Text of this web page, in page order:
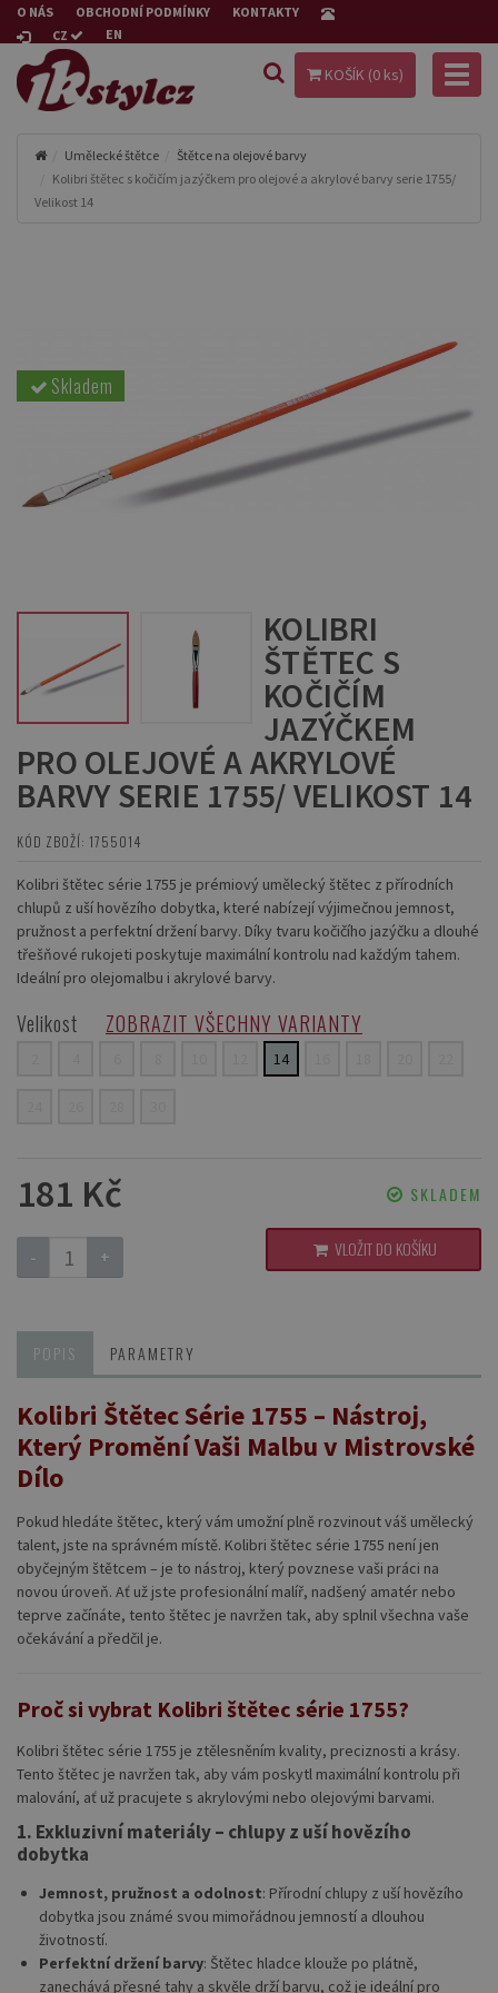
O NÁS OBCHODNÍ PODMÍNKY
KONTAKTY
CZ
EN
KOŠÍK (0 ks)
Umělecké štětce
Štětce na olejové barvy
Kolibri štětec s kočičím jazýčkem pro olejové a akrylové barvy serie 1755/
Velikost 14
Skladem
KOLIBRI
ŠTĚTEC S
KOČIČÍM
JAZÝČKEM
PRO OLEJOVÉ A AKRYLOVÉ
BARVY SERIE 1755/ VELIKOST 14
KÓD ZBOŽÍ: 1755014
Kolibri štětec série 1755 je prémiový umělecký štětec z přírodních
chlupů z uší hovězího dobytka, které nabízejí výjimečnou jemnost,
pružnost a perfektní držení barvy. Díky tvaru kočičího jazýčku a dlouhé
třešňové rukojeti poskytuje maximální kontrolu nad každým tahem.
Ideální pro olejomalbu i akrylové barvy.
Velikost ZOBRAZIT VŠECHNY VARIANTY
14
181 Kč SKLADEM
- + VLOŽIT DO KOŠÍKU
POPIS PARAMETRY
Kolibri Štětec Série 1755 – Nástroj,
Který Promění Vaši Malbu v Mistrovské
Dílo
Pokud hledáte štětec, který vám umožní plně rozvinout váš umělecký
talent, jste na správném místě. Kolibri štětec série 1755 není jen
obyčejným štětcem – je to nástroj, který povznese vaši práci na
novou úroveň. Ať už jste profesionální malíř, nadšený amatér nebo
teprve začínáte, tento štětec je navržen tak, aby splnil všechna vaše
očekávání a předčil je.
Proč si vybrat Kolibri štětec série 1755?
Kolibri štětec série 1755 je ztělesněním kvality, preciznosti a krásy.
Tento štětec je navržen tak, aby vám poskytl maximální kontrolu při
malování, ať už pracujete s akrylovými nebo olejovými barvami.
1. Exkluzivní materiály – chlupy z uší hovězího
dobytka
Jemnost, pružnost a odolnost: Přírodní chlupy z uší hovězího
dobytka jsou známé svou mimořádnou jemností a dlouhou
životností.
Perfektní držení barvy: Štětec hladce klouže po plátně,
zanechává přesné tahy a skvěle drží barvu, což je ideální pro